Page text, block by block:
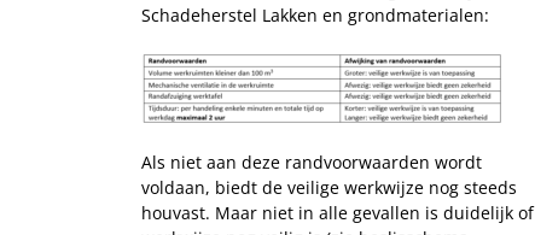
Schadeherstel Lakken en grondmaterialen:
Als niet aan deze randvoorwaarden wordt
voldaan, biedt de veilige werkwijze nog steeds
houvast. Maar niet in alle gevallen is duidelijk of